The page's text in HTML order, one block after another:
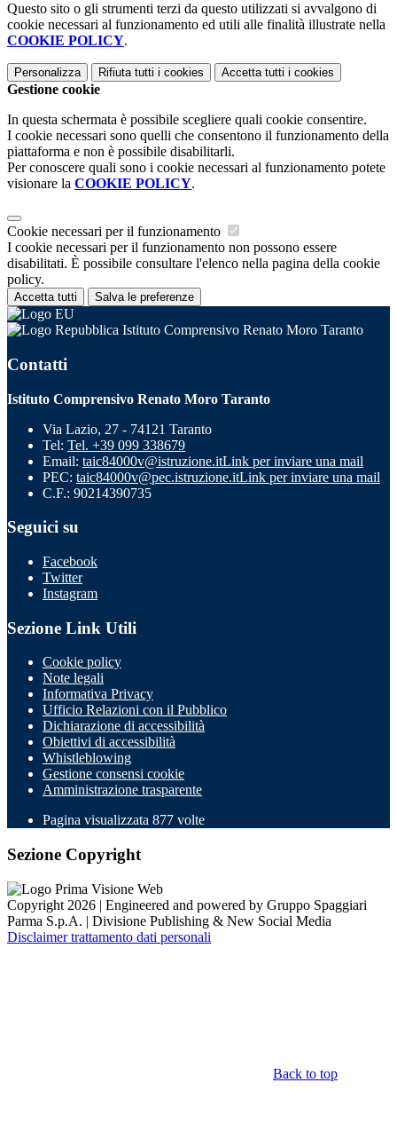
Questo sito o gli strumenti terzi da questo utilizzati si avvalgono di
cookie necessari al funzionamento ed utili alle finalità illustrate nella
COOKIE POLICY.
Personalizza Rifiuta tutti i cookies Accetta tutti i cookies
Gestione cookie
In questa schermata è possibile scegliere quali cookie consentire.
I cookie necessari sono quelli che consentono il funzionamento della
piattaforma e non è possibile disabilitarli.
Per conoscere quali sono i cookie necessari al funzionamento potete
visionare la COOKIE POLICY.
Cookie necessari per il funzionamento
I cookie necessari per il funzionamento non possono essere
disabilitati. È possibile consultare l'elenco nella pagina della cookie
policy.
Accetta tutti Salva le preferenze
Istituto Comprensivo Renato Moro Taranto
Contatti
Istituto Comprensivo Renato Moro Taranto
Via Lazio, 27 - 74121 Taranto
Tel: Tel. +39 099 338679
Email: taic84000v@istruzione.itLink per inviare una mail
PEC: taic84000v@pec.istruzione.itLink per inviare una mail
C.F.: 90214390735
Seguici su
Facebook
Twitter
Instagram
Sezione Link Utili
Cookie policy
Note legali
Informativa Privacy
Ufficio Relazioni con il Pubblico
Dichiarazione di accessibilità
Obiettivi di accessibilità
Whistleblowing
Gestione consensi cookie
Amministrazione trasparente
Pagina visualizzata 877 volte
Sezione Copyright
Copyright 2026 | Engineered and powered by Gruppo Spaggiari
Parma S.p.A. | Divisione Publishing & New Social Media
Disclaimer trattamento dati personali
Back to top